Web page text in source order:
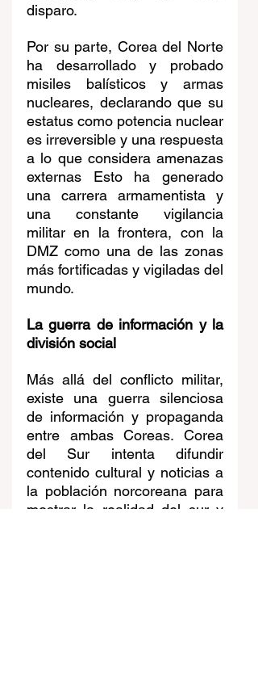
disparo.
Por su parte, Corea del Norte
ha desarrollado y probado
misiles balísticos y armas
nucleares, declarando que su
estatus como potencia nuclear
es irreversible y una respuesta
a lo que considera amenazas
externas Esto ha generado
una carrera armamentista y
una constante vigilancia
militar en la frontera, con la
DMZ como una de las zonas
más fortificadas y vigiladas del
mundo.
La guerra de información y la
división social
Más allá del conflicto militar,
existe una guerra silenciosa
de información y propaganda
entre ambas Coreas. Corea
del Sur intenta difundir
contenido cultural y noticias a
la población norcoreana para
mostrar la realidad del sur y